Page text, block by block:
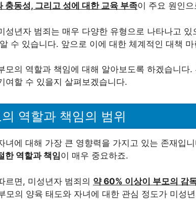
충동성, 그리고 성에 대한 교육 부족이 주요 원인
성년자 범죄는 매우 다양한 유형으로 나타나고
수 있습니다. 앞으로 이에 대한 체계적인 대책 마
모의 역할과 책임에 대해 알아보도록 하겠습니다
여할 수 있을지 살펴보겠습니다.
역할과 책임의 범위
녀에 대해 가장 큰 영향력을 가지고 있는 존재입
한 역할과 책임이 매우 중요하죠.
르면, 미성년자 범죄의 약 60% 이상이 부모의 감
모의 양육 태도와 자녀에 대한 관심 정도가 미성